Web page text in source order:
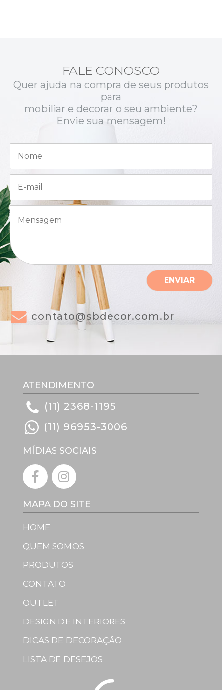
FALE CONOSCO
Quer ajuda na compra de seus produtos
para
mobiliar e decorar o seu ambiente?
Envie sua mensagem!
m
e
-
m
a
i
l
*
M
e
n
s
a
g
*
ENVIAR
contato@sbdecor.com.br
ATENDIMENTO
(11) 2368-1195
(11) 96953-3006
MÍDIAS SOCIAIS
MAPA DO SITE
HOME
QUEM SOMOS
PRODUTOS
CONTATO
OUTLET
DESIGN DE INTERIORES
DICAS DE DECORAÇÃO
LISTA DE DESEJOS